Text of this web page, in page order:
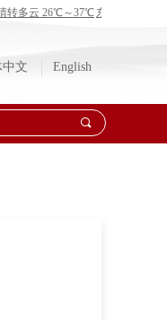
文 English
끠